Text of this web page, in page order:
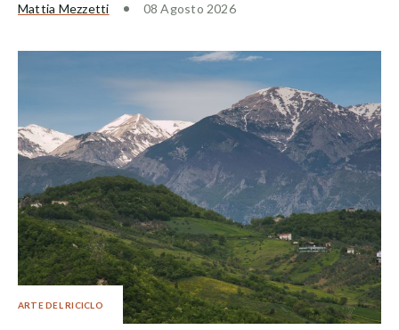
Mattia Mezzetti 08 Agosto 2026
ARTE DEL RICICLO